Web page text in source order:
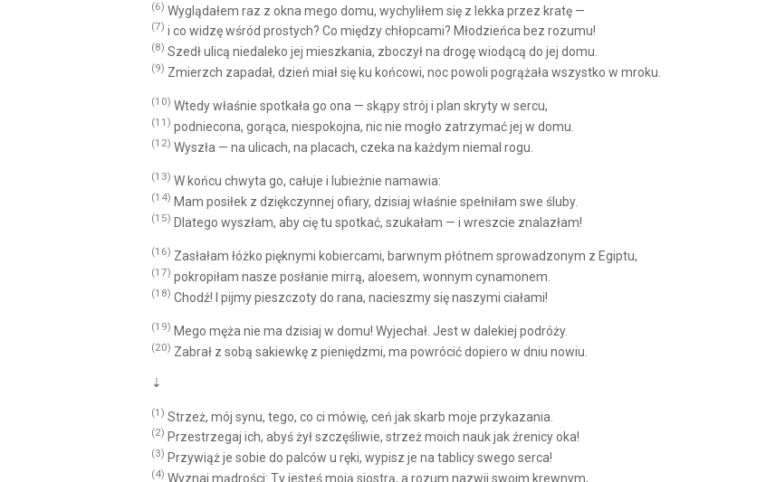
(6) Wyglądałem raz z okna mego domu, wychyliłem się z lekka przez kratę —
(7) i co widzę wśród prostych? Co między chłopcami? Młodzieńca bez rozumu!
(8) Szedł ulicą niedaleko jej mieszkania, zboczył na drogę wiodącą do jej domu.
(9) Zmierzch zapadał, dzień miał się ku końcowi, noc powoli pogrążała wszystko w mroku.
(10) Wtedy właśnie spotkała go ona — skąpy strój i plan skryty w sercu,
(11) podniecona, gorąca, niespokojna, nic nie mogło zatrzymać jej w domu.
(12) Wyszła — na ulicach, na placach, czeka na każdym niemal rogu.
(13) W końcu chwyta go, całuje i lubieżnie namawia:
(14) Mam posiłek z dziękczynnej ofiary, dzisiaj właśnie spełniłam swe śluby.
(15) Dlatego wyszłam, aby cię tu spotkać, szukałam — i wreszcie znalazłam!
(16) Zasłałam łóżko pięknymi kobiercami, barwnym płótnem sprowadzonym z Egiptu,
(17) pokropiłam nasze posłanie mirrą, aloesem, wonnym cynamonem.
(18) Chodź! I pijmy pieszczoty do rana, nacieszmy się naszymi ciałami!
(19) Mego męża nie ma dzisiaj w domu! Wyjechał. Jest w dalekiej podróży.
(20) Zabrał z sobą sakiewkę z pieniędzmi, ma powrócić dopiero w dniu nowiu.
⇣
(1) Strzeż, mój synu, tego, co ci mówię, ceń jak skarb moje przykazania.
(2) Przestrzegaj ich, abyś żył szczęśliwie, strzeż moich nauk jak źrenicy oka!
(3) Przywiąż je sobie do palców u ręki, wypisz je na tablicy swego serca!
(4) Wyznaj mądrości: Ty jesteś moją siostrą, a rozum nazwij swoim krewnym,